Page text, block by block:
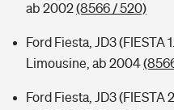
ab 2002(8566 / 520)
Ford Fiesta, JD3 (FIESTA
Limousine, ab 2004
Ford Fiesta, JD3 (FIESTA